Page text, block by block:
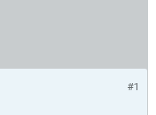
#1